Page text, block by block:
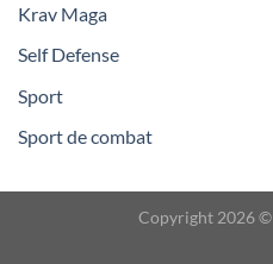
Krav Maga
Self Defense
Sport
Sport de combat
Copyright 2026 ©